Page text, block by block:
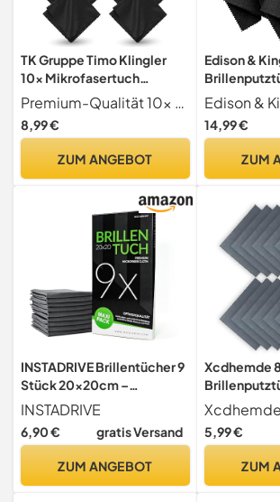
TK Gruppe Timo Klingler
10x Mikrofasertuch
Brillenputztuch zur
Reinigung von Brillengläser
& Glas - Optikerqualität
Brillenreinigungstücher
Premium-Qualität 10x Mikrofasertücher in Optikerqualität zur effektiven und schonenden Reinigung von Brillengläsern
8,99 €
ZUM ANGEBOT
Edison &
(30x40cm)
Handling der
Edison &
14,99 €
ZUM
INSTADRIVE Brillentücher 9
Stück 20x20cm –
Brillenputztücher aus
Microfaser für die
professionelle
INSTADRIVE
6,90 € gratis Versand
ZUM ANGEBOT
Xcdhemde
Microfaser
Weich,
Xcdhemde
5,99 €
ZUM